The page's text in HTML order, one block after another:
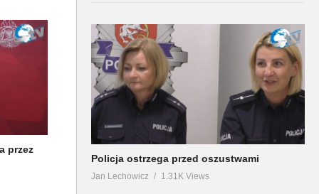
przez
Policja ostrzega przed oszustwami
Jan Lechowicz 1.31K Views